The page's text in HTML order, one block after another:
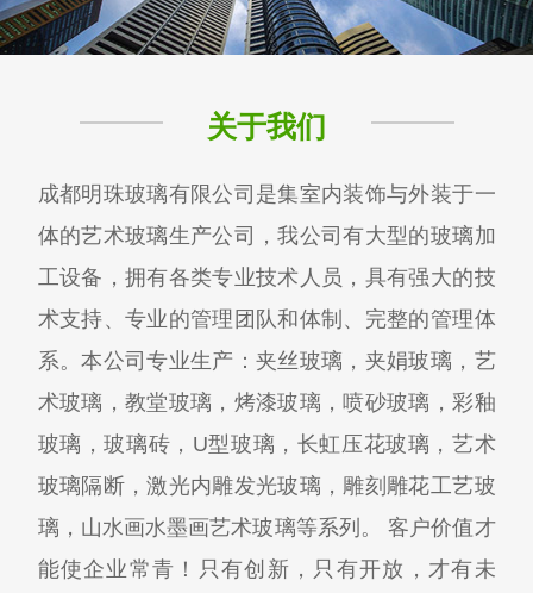
关于我们
成都明珠玻璃有限公司是集室内装饰与外装于一
体的艺术玻璃生产公司，我公司有大型的玻璃加
工设备，拥有各类专业技术人员，具有强大的技
术支持、专业的管理团队和体制、完整的管理体
系。本公司专业生产：夹丝玻璃，夹娟玻璃，艺
术玻璃，教堂玻璃，烤漆玻璃，喷砂玻璃，彩釉
玻璃，玻璃砖，U型玻璃，长虹压花玻璃，艺术
玻璃隔断，激光内雕发光玻璃，雕刻雕花工艺玻
璃，山水画水墨画艺术玻璃等系列。 客户价值才
能使企业常青！只有创新，只有开放，才有未